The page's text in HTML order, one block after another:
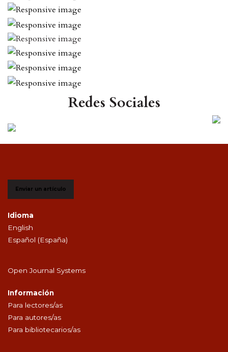
Redes Sociales
Enviar un artículo
Idioma
English
Español (España)
Open Journal Systems
Información
Para lectores/as
Para autores/as
Para bibliotecarios/as